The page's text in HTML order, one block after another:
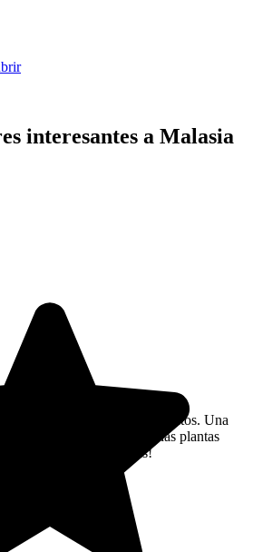
interesantes a Malasia
contiene 7 ecosistemas distintos. Una
Te abrirás paso entre muchas plantas
¡son inofensivas!